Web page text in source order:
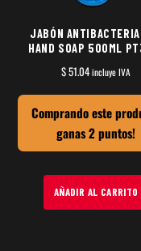
JABÓN
HAND SOAP 500ML
$51.04incluye IVA
Comprando este
ganas 2 puntos!
AÑADIR AL CARRITO